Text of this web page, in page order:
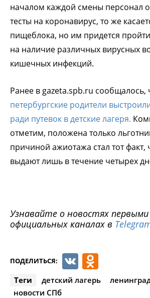
началом каждой смены персонал
тесты на коронавирус, то же
пищеблока, но им придется
на наличие различных вирусных
кишечных инфекций.
Ранее в gazeta.spb.ru сообщалось,
петербургские родители
ради путевок в детские лагеря.
отметим, положена только
причиной ажиотажа стал тот факт,
выдают лишь в течение четырех
Узнавайте о новостях
официальных каналах в
ПОДЕЛИТЬСЯ: VK
Теги детский лагерь
новости СПб